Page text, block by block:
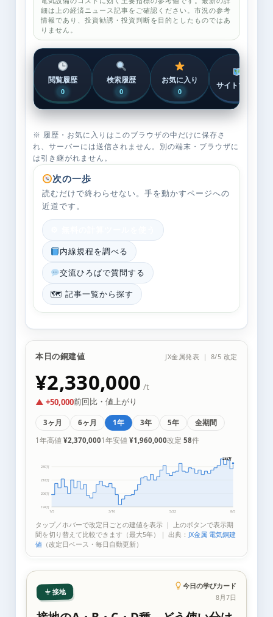
閲覧履歴
0
検索履歴
0
お気に入り
0
サイトマップ
細は上の経済ニュース記事をご確認ください。市況の参考
情報であり、投資勧誘・投資判断を目的としたものではあ
りません。
※ 履歴・お気に入りはこのブラウザの中だけに保存さ
れ、サーバーには送信されません。別の端末・ブラウザに
は引き継がれません。
次の一歩
読むだけで終わらせない。手を動かすページへの
近道です。
内線規程を調べる
交流ひろばで質問する
🗺 記事一覧から探す